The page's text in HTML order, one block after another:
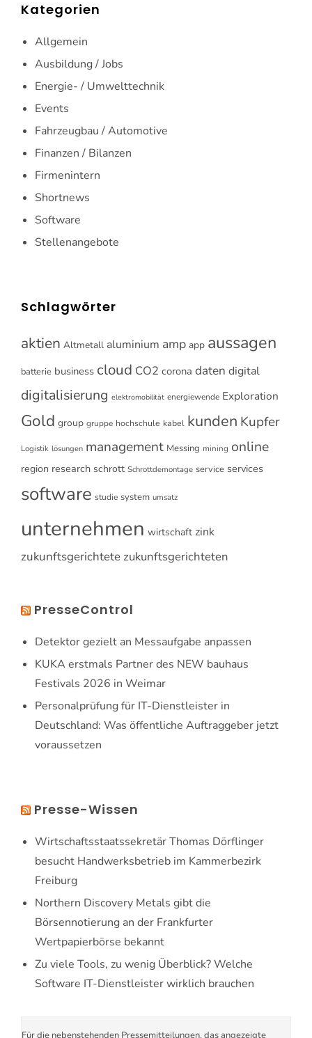
Kategorien
Allgemein
Ausbildung / Jobs
Energie- / Umwelttechnik
Events
Fahrzeugbau / Automotive
Finanzen / Bilanzen
Firmenintern
Shortnews
Software
Stellenangebote
Schlagwörter
aktien Altmetall aluminium amp app aussagen
batterie business cloud CO2 corona daten digital
digitalisierung elektromobilität energiewende Exploration
Gold group gruppe hochschule kabel kunden Kupfer
Logistik lösungen management Messing mining online
region research schrott Schrottdemontage service services
software studie system umsatz
unternehmen wirtschaft zink
zukunftsgerichtete zukunftsgerichteten
PresseControl
Detektor gezielt an Messaufgabe anpassen
KUKA erstmals Partner des NEW bauhaus
Festivals 2026 in Weimar
Personalprüfung für IT-Dienstleister in
Deutschland: Was öffentliche Auftraggeber jetzt
voraussetzen
Presse-Wissen
Wirtschaftsstaatssekretär Thomas Dörflinger
besucht Handwerksbetrieb im Kammerbezirk
Freiburg
Northern Discovery Metals gibt die
Börsennotierung an der Frankfurter
Wertpapierbörse bekannt
Zu viele Tools, zu wenig Überblick? Welche
Software IT-Dienstleister wirklich brauchen
Für die nebenstehenden Pressemitteilungen, das angezeigte